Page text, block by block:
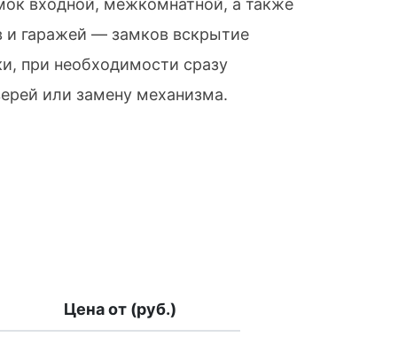
и гаражей — замков вскрытие
при необходимости сразу
или замену механизма.
Цена от (руб.)